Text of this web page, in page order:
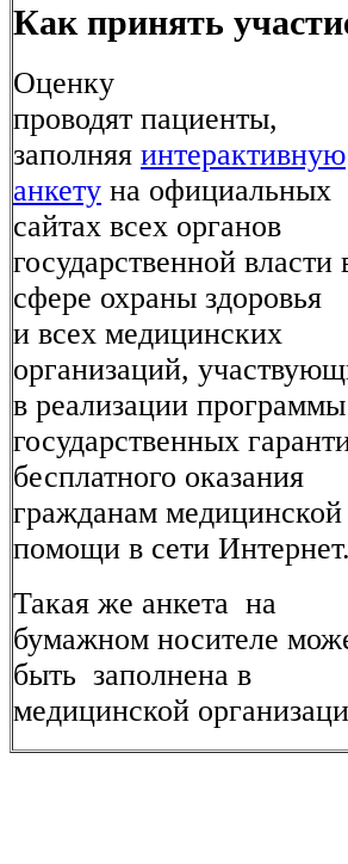
Как принять
Оценку
проводят пациенты,
заполняя интерактивную
анкету на официальных
сайтах всех органов
государственной власти
сфере охраны здоровья
и всех медицинских
организаций,
в реализации программы
государственных
бесплатного оказания
гражданам медицинской
помощи в сети Интернет.
Такая же анкета на
бумажном носителе
быть заполнена в
медицинской